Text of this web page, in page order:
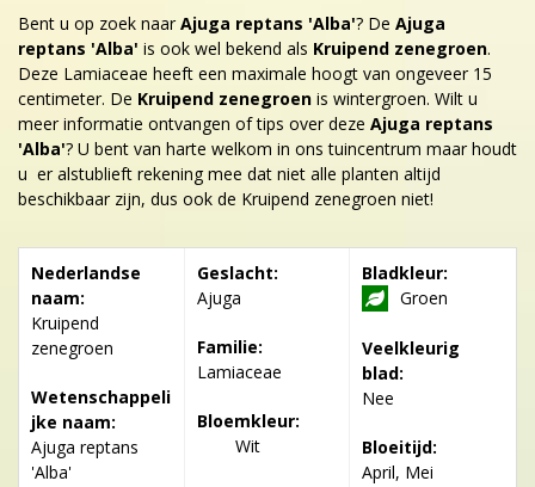
Bent u op zoek naarAjuga reptans 'Alba'? De Ajuga
reptans 'Alba' is ook wel bekend als Kruipend zenegroen.
Deze Lamiaceae heeft een maximale hoogt van ongeveer 15
centimeter. De Kruipend zenegroen is wintergroen. Wilt u
meer informatie ontvangen of tips over deze Ajuga reptans
'Alba'? U bent van harte welkom in ons tuincentrum maar houdt
u er alstublieft rekening mee dat niet alle planten altijd
beschikbaar zijn, dus ook de Kruipend zenegroen niet!
Nederlandse
naam:
Kruipend
zenegroen
Wetenschappeli
jke naam:
Ajuga reptans
'Alba'
Geslacht:
Ajuga
Familie:
Lamiaceae
Bloemkleur:
Wit
Bladkleur:
Groen
Veelkleurig
blad:
Nee
Bloeitijd:
April, Mei